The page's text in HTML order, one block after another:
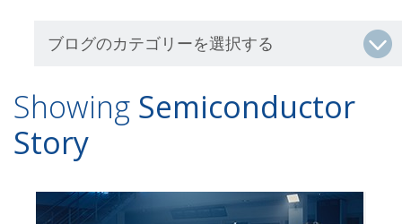
Showing Semiconductor
Story